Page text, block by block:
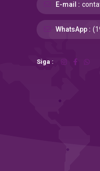
E-mail :
WhatsApp :
Siga :